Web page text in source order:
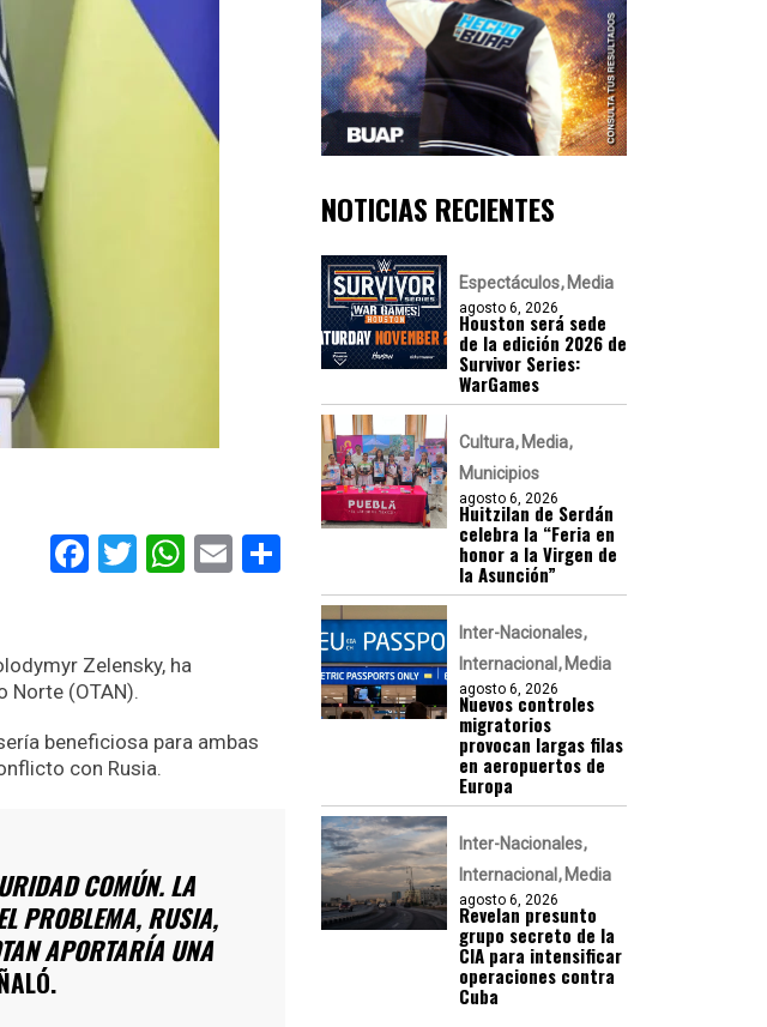
Facebook
Twitter
WhatsApp
Email
Zelensky, ha
Norte (OTAN).
beneficiosa para ambas
con Rusia.
COMÚN. LA
PROBLEMA, RUSIA,
APORTARÍA UNA
NOTICIAS RECIENTES
Espectáculos Media
agosto 6, 2026
Houston será sede
de la edición 2026 de
Survivor Series:
WarGames
Cultura Media
Municipios
agosto 6, 2026
Huitzilan de Serdán
celebra la “Feria en
honor a la Virgen de
la Asunción”
Inter-Nacionales
Internacional
Media
agosto 6, 2026
Nuevos controles
migratorios
provocan largas filas
en aeropuertos de
Europa
Inter-Nacionales
Internacional
Media
agosto 6, 2026
Revelan presunto
grupo secreto de la
CIA para intensificar
operaciones contra
Cuba